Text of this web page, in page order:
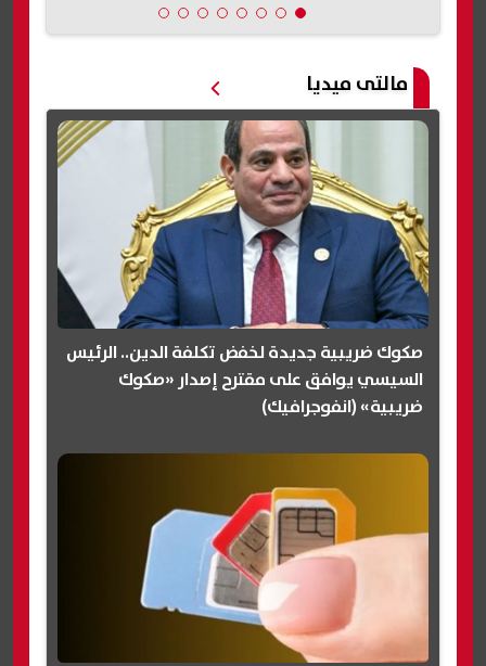
مالتى ميديا
صكوك ضريبية جديدة لخفض تكلفة الدين.. الرئيس
السيسي يوافق على مقترح إصدار «صكوك
ضريبية» (انفوجرافيك)